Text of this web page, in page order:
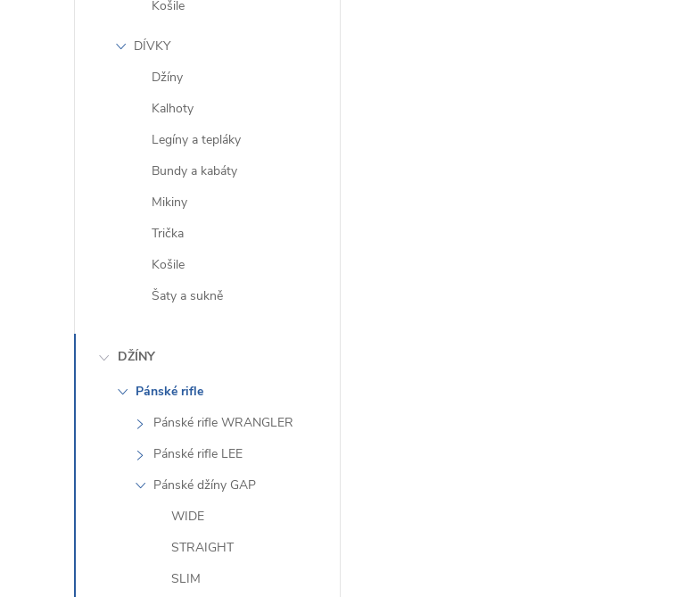
Košile
DÍVKY
Džíny
Kalhoty
Legíny a tepláky
Bundy a kabáty
Mikiny
Trička
Košile
Šaty a sukně
DŽÍNY
Pánské rifle
Pánské rifle WRANGLER
Pánské rifle LEE
Pánské džíny GAP
WIDE
STRAIGHT
SLIM